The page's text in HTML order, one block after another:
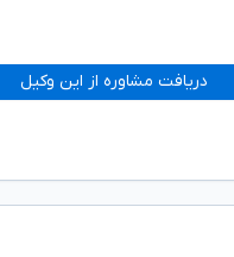
دریافت مشاوره از این وکیل